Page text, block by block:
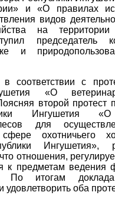
и «О правилах
видов
на территории
председатель
и
соответствии с
«О
второй протест
Ингушетия «О
для
охотничьего
Ингушетия»,
что отношения,
к предметам ведения
По итогам
оба